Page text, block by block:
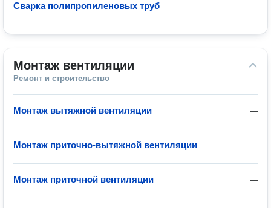
—
Сварка полипропиленовых труб
Монтаж вентиляции
Ремонт и строительство
—
Монтаж вытяжной вентиляции
—
Монтаж приточно-вытяжной вентиляции
—
Монтаж приточной вентиляции